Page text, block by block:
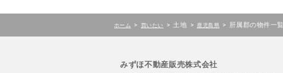
ホーム > 買いたい > 土地 > 鹿児島県 > 肝属郡の物件一覧
みずほ不動産販売株式会社